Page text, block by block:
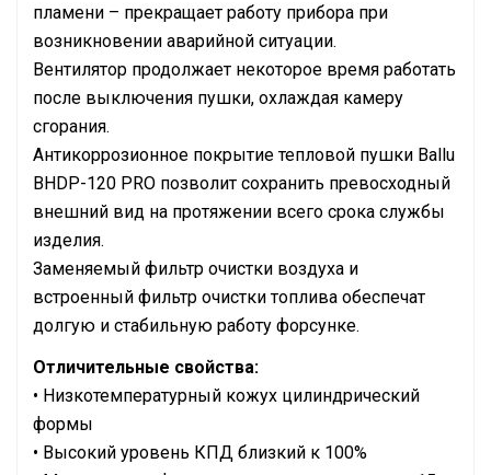
пламени – прекращает работу прибора при
возникновении аварийной ситуации.
Вентилятор продолжает некоторое время работать
после выключения пушки, охлаждая камеру
сгорания.
Антикоррозионное покрытие тепловой пушки Ballu
BHDP-120 PRO позволит сохранить превосходный
внешний вид на протяжении всего срока службы
изделия.
Заменяемый фильтр очистки воздуха и
встроенный фильтр очистки топлива обеспечат
долгую и стабильную работу форсунке.
Отличительные свойства:
• Низкотемпературный кожух цилиндрический
формы
• Высокий уровень КПД близкий к 100%